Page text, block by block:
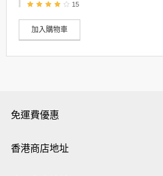
15
加入購物車
免運費優惠
香港商店地址